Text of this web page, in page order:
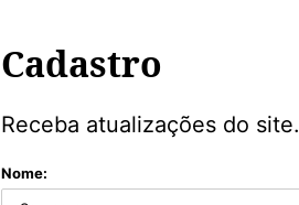
Cadastro
Receba atualizações do site.
Nome: